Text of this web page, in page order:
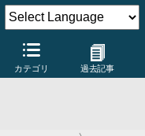
カテゴリ 過去記事